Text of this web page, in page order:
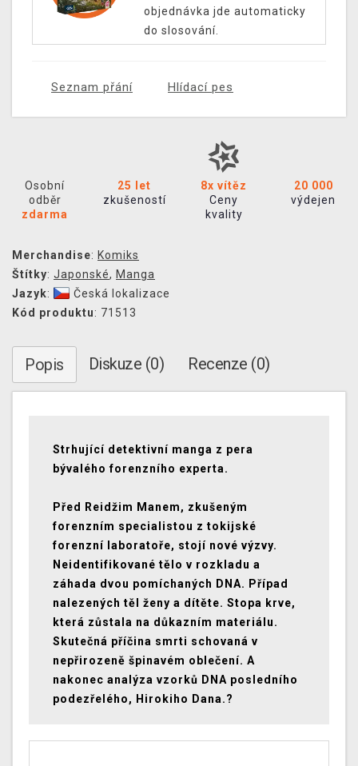
objednávka jde automaticky
do slosování.
Seznam přání Hlídací pes
Osobní
odběr
zdarma
25 let
zkušeností
8x vítěz
Ceny
kvality
20 000
výdejen
Merchandise: Komiks
Štítky: Japonské, Manga
Jazyk:
Česká lokalizace
Kód produktu: 71513
Popis Diskuze (0) Recenze (0)
Strhující detektivní manga z pera
bývalého forenzního experta.
Před Reidžim Manem, zkušeným
forenzním specialistou z tokijské
forenzní laboratoře, stojí nové výzvy.
Neidentifikované tělo v rozkladu a
záhada dvou pomíchaných DNA. Případ
nalezených těl ženy a dítěte. Stopa krve,
která zůstala na důkazním materiálu.
Skutečná příčina smrti schovaná v
nepřirozeně špinavém oblečení. A
nakonec analýza vzorků DNA posledního
podezřelého, Hirokiho Dana.?